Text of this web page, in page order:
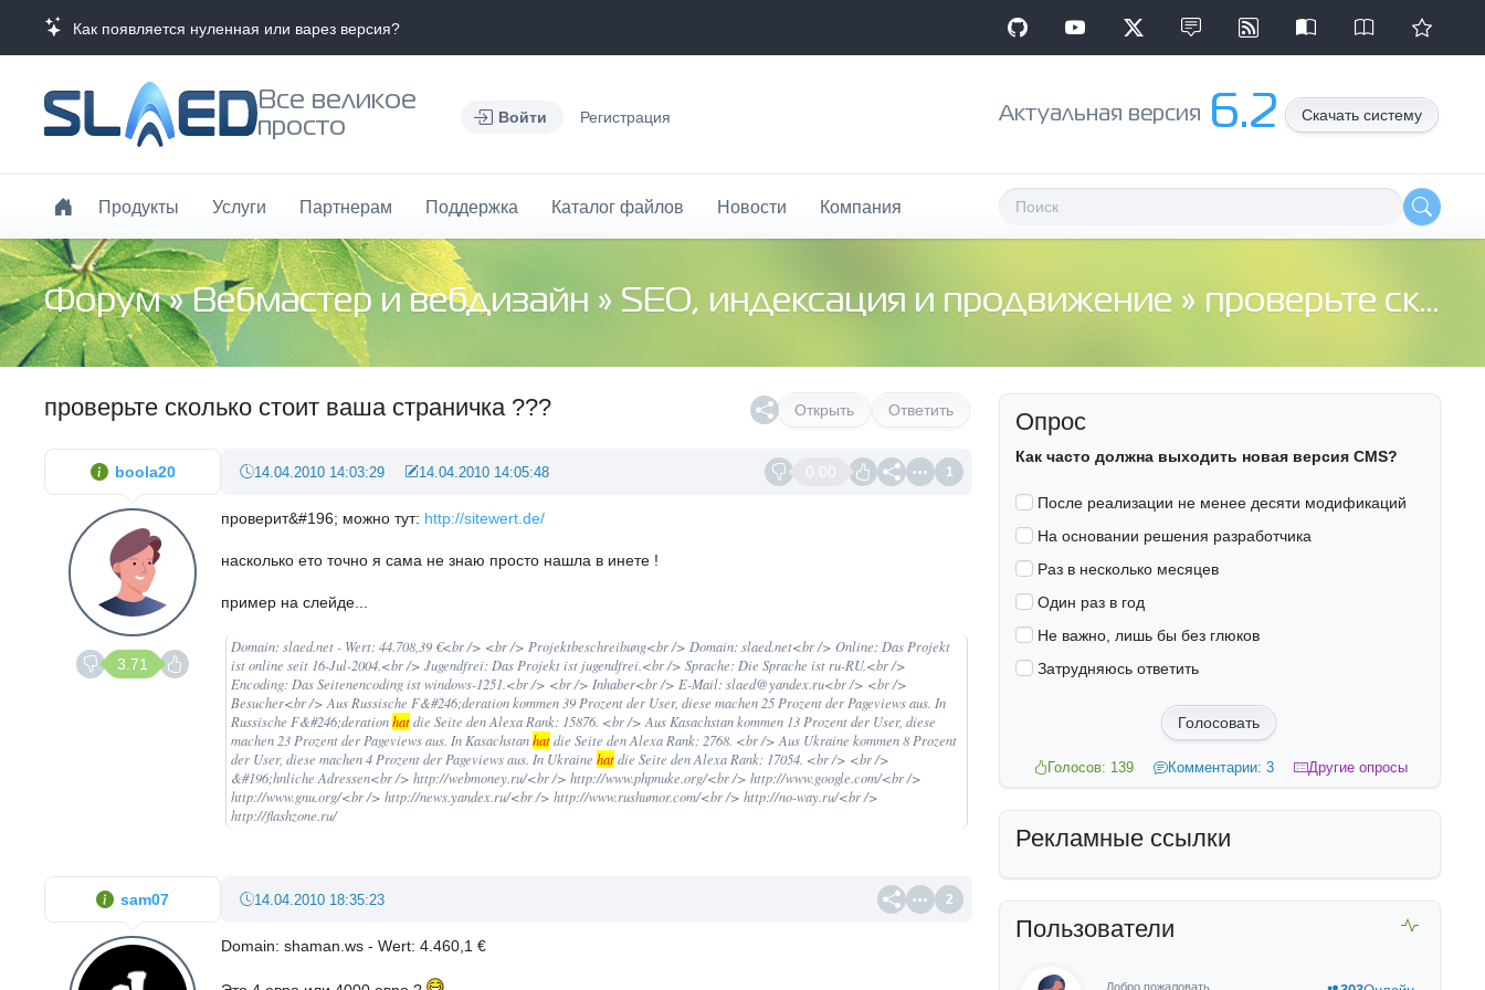
Как появляется нуленная или варез версия?
Все великое
просто
Войти Регистрация Aктуальная версия 6.2 Скачать систему
Продукты Услуги Партнерам Поддержка Каталог файлов Новости Компания
Форум»Вебмастер и вебдизайн » SEO, индексация и продвижение » проверьте сколько стоит ваша страничка ???
Открыть Ответить
проверьте сколько стоит ваша страничка ???
0.00 1
14.04.2010 14:03:29 14.04.2010 14:05:48
проверит&#196; можно тут: http://sitewert.de/
насколько ето точно я сама не знаю просто нашла в инете !
пример на слейде...
Domain: slaed.net - Wert: 44.708,39 €<br /> <br /> Projektbeschreibung<br /> Domain: slaed.net<br /> Online: Das Projekt
ist online seit 16-Jul-2004.<br /> Jugendfrei: Das Projekt ist jugendfrei.<br /> Sprache: Die Sprache ist ru-RU.<br />
Encoding: Das Seitenencoding ist windows-1251.<br /> <br /> Inhaber<br /> E-Mail: slaed@yandex.ru<br /> <br />
Besucher<br /> Aus Russische F&#246;deration kommen 39 Prozent der User, diese machen 25 Prozent der Pageviews aus. In
Russische F&#246;derationhatdie Seite den Alexa Rank: 15876. <br /> Aus Kasachstan kommen 13 Prozent der User, diese
machen 23 Prozent der Pageviews aus. In Kasachstanhatdie Seite den Alexa Rank: 2768. <br /> Aus Ukraine kommen 8 Prozent
der User, diese machen 4 Prozent der Pageviews aus. In Ukraine hatdie Seite den Alexa Rank: 17054. <br /> <br />
&#196;hnliche Adressen<br /> http://webmoney.ru/<br /> http://www.phpnuke.org/<br /> http://www.google.com/<br />
http://www.gnu.org/<br /> http://news.yandex.ru/<br /> http://www.rushumor.com/<br /> http://no-way.ru/<br />
http://flashzone.ru/
boola20
3.71
2
14.04.2010 18:35:23
Domain: shaman.ws - Wert: 4.460,1 €
sam07
Опрос
Как часто должна выходить новая версия CMS?
После реализации не менее десяти модификаций
На основании решения разработчика
Раз в несколько месяцев
Один раз в год
Не важно, лишь бы без глюков
Затрудняюсь ответить
Голосовать
Голосов: 139 Комментарии: 3 Другие опросы
Рекламные ссылки
Пользователи
Добро пожаловать,